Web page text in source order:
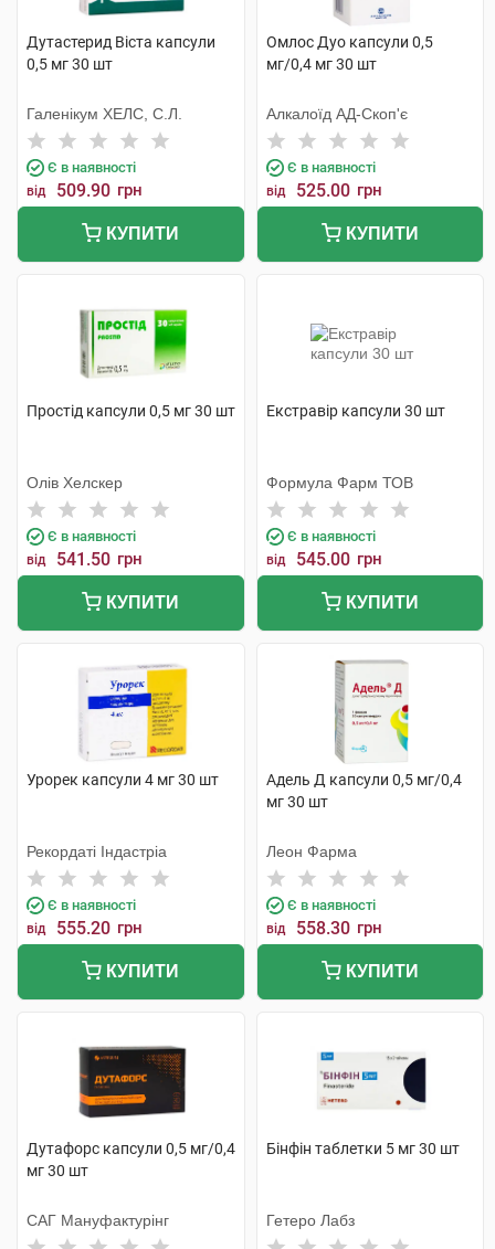
Дутастерид Віста капсули
0,5 мг 30 шт
Галенікум ХЕЛС, С.Л.
Є в наявності
від 509.90 грн
КУПИТИ
Омлос Дуо капсули 0,5
мг/0,4 мг 30 шт
Алкалоїд АД-Скоп'є
Є в наявності
від 525.00 грн
КУПИТИ
Простід капсули 0,5 мг 30 шт
Олів Хелскер
Є в наявності
від 541.50 грн
КУПИТИ
Екстравір капсули 30 шт
Формула Фарм ТОВ
Є в наявності
від 545.00 грн
КУПИТИ
Урорек капсули 4 мг 30 шт
Рекордаті Індастріа
Є в наявності
від 555.20 грн
КУПИТИ
Адель Д капсули 0,5 мг/0,4
мг 30 шт
Леон Фарма
Є в наявності
від 558.30 грн
КУПИТИ
Дутафорс капсули 0,5 мг/0,4
мг 30 шт
САГ Мануфактурінг
Бінфін таблетки 5 мг 30 шт
Гетеро Лабз